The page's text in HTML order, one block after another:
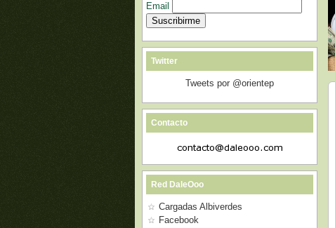
Email
Twitter
Tweets por @orientep
Contacto
Red DaleOoo
Cargadas Albiverdes
Facebook